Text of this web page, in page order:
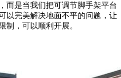
而是当我们把可调节脚手架平台
以完美解决地面不平的问题，让
制，可以顺利开展。